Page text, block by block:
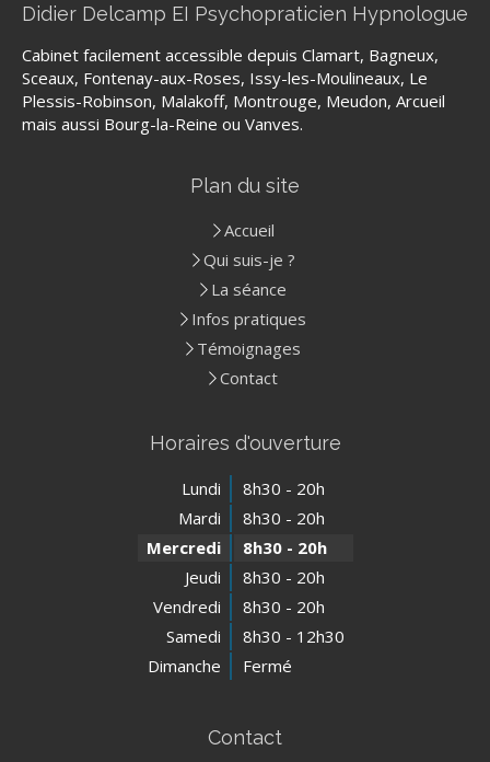
Didier Delcamp EI Psychopraticien Hypnologue
Cabinet facilement accessible depuis Clamart, Bagneux,
Sceaux, Fontenay-aux-Roses, Issy-les-Moulineaux, Le
Plessis-Robinson, Malakoff, Montrouge, Meudon, Arcueil
mais aussi Bourg-la-Reine ou Vanves.
Plan du site
Accueil
Qui suis-je ?
La séance
Infos pratiques
Témoignages
Contact
Horaires d'ouverture
Lundi
8h30 - 20h
Mardi
8h30 - 20h
Mercredi
8h30 - 20h
Jeudi
8h30 - 20h
Vendredi
8h30 - 20h
Samedi
8h30 - 12h30
Dimanche
Fermé
Contact